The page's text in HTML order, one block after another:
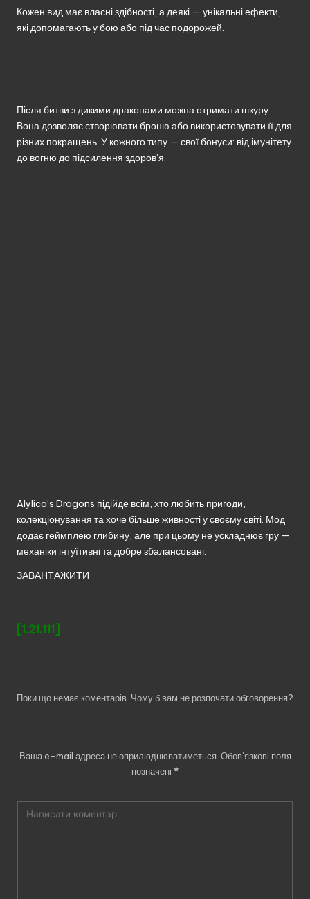
Кожен вид має власні здібності, а деякі — унікальні ефекти,
які допомагають у бою або під час подорожей.
Після битви з дикими драконами можна отримати шкуру.
Вона дозволяє створювати броню або використовувати її для
різних покращень. У кожного типу — свої бонуси: від імунітету
до вогню до підсилення здоров’я.
Alylica’s Dragons підійде всім, хто любить пригоди,
колекціонування та хоче більше живності у своєму світі. Мод
додає геймплею глибину, але при цьому не ускладнює гру —
механіки інтуїтивні та добре збалансовані.
ЗАВАНТАЖИТИ
[1.21.111]
Поки що немає коментарів. Чому б вам не розпочати обговорення?
Ваша e-mail адреса не оприлюднюватиметься. Обов’язкові поля
позначені *